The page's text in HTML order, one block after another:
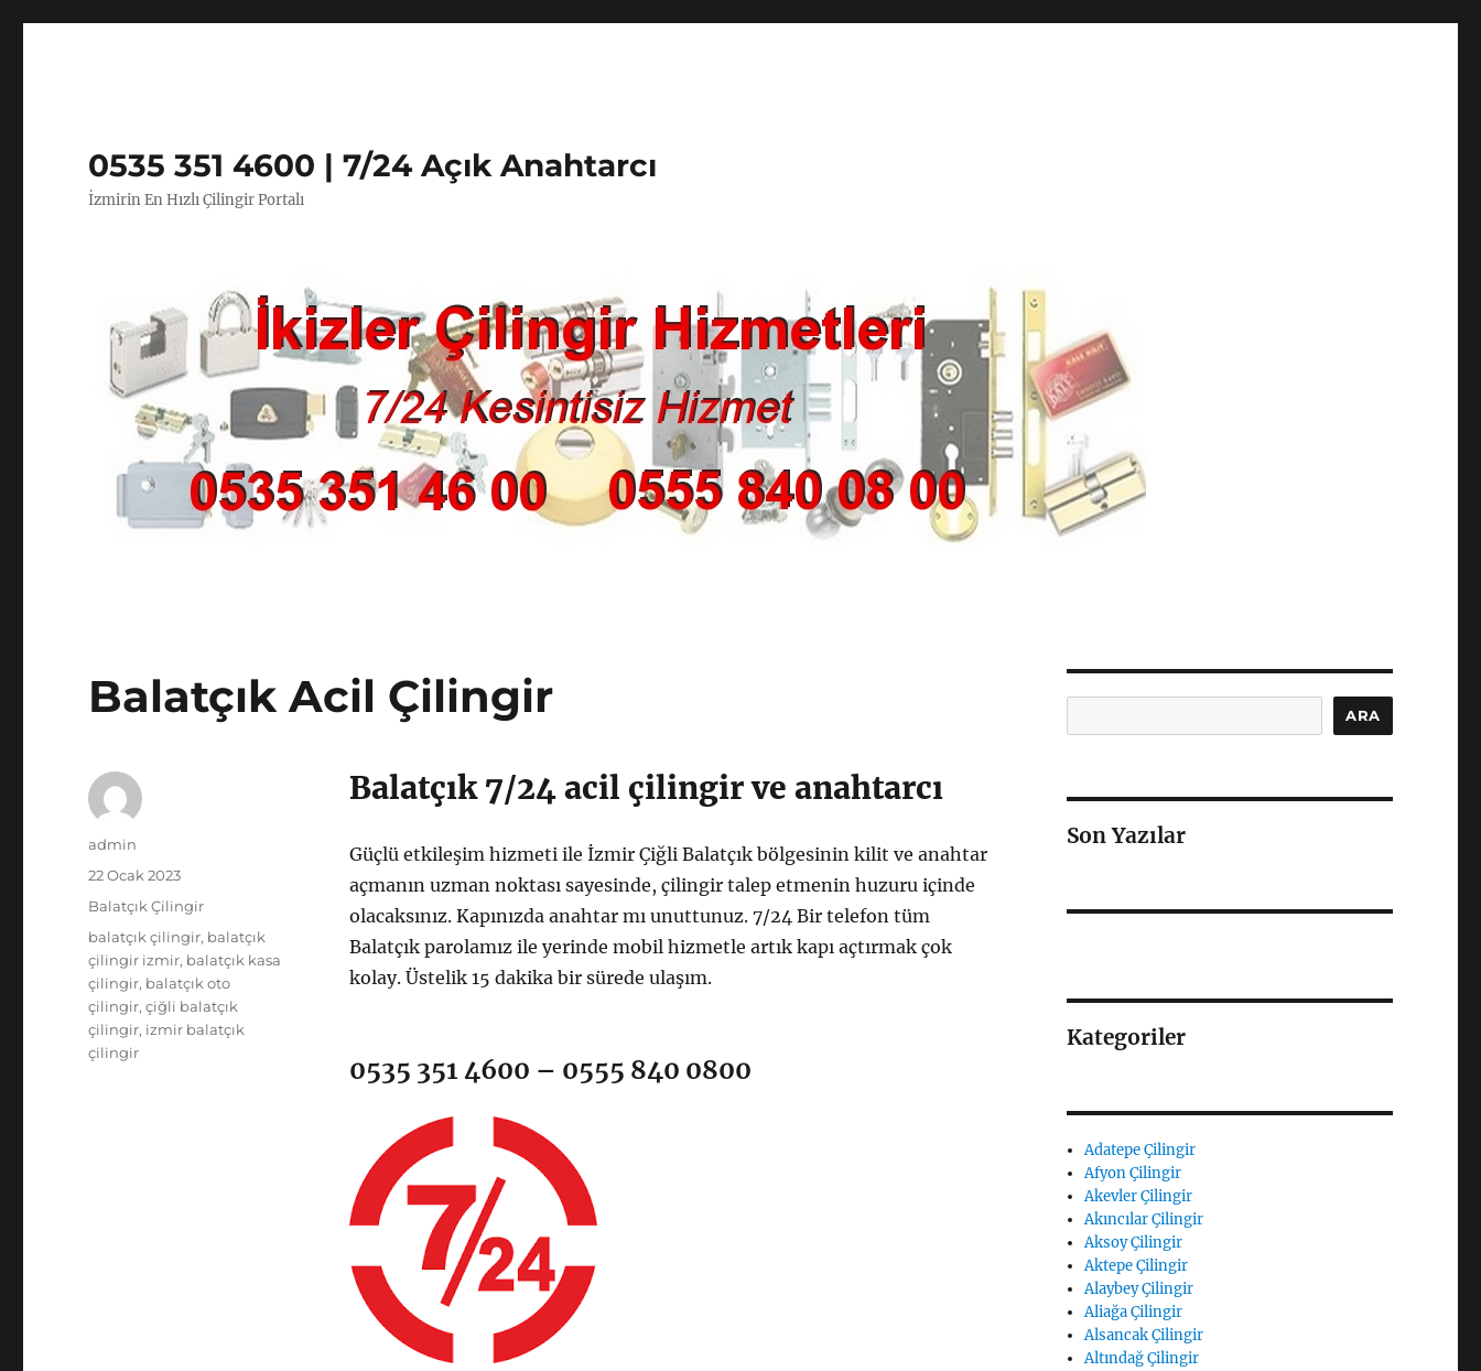
0535 351 4600 | 7/24 Açık Anahtarcı
İzmirin En Hızlı Çilingir Portalı
Balatçık Acil Çilingir
Balatçık 7/24 acil çilingir ve anahtarcı
Güçlü etkileşim hizmeti ile İzmir Çiğli Balatçık bölgesinin kilit ve anahtar
açmanın uzman noktası sayesinde, çilingir talep etmenin huzuru içinde
olacaksınız. Kapınızda anahtar mı unuttunuz. 7/24 Bir telefon tüm
Balatçık parolamız ile yerinde mobil hizmetle artık kapı açtırmak çok
kolay. Üstelik 15 dakika bir sürede ulaşım.
0535 351 4600 – 0555 840 0800
Yazar
admin
Yayın
tarihi
22 Ocak 2023
Kategoriler
Balatçık Çilingir
Etiketler
balatçık çilingir, balatçık
çilingir izmir, balatçık kasa
çilingir, balatçık oto
çilingir,çiğli balatçık
çilingir, izmir balatçık
çilingir
ARA
Son Yazılar
Kategoriler
Adatepe Çilingir
Afyon Çilingir
Akevler Çilingir
Akıncılar Çilingir
Aksoy Çilingir
Aktepe Çilingir
Alaybey Çilingir
Aliağa Çilingir
Alsancak Çilingir
Altındağ Çilingir